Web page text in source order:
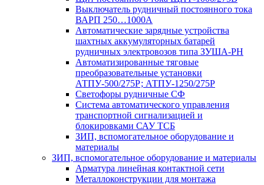
Выключатель рудничный постоянного тока
ВАРП 250…1000А
Автоматические зарядные устройства
шахтных аккумуляторных батарей
рудничных электровозов типа ЗУША-РН
Автоматизированные тяговые
преобразовательные установки
АТПУ-500/275Р; АТПУ-1250/275Р
Светофоры рудничные СФ
Система автоматического управления
транспортной сигнализацией и
блокировками САУ ТСБ
ЗИП, вспомогательное оборудование и
материалы
ЗИП, вспомогательное оборудование и материалы
Арматура линейная контактной сети
Металлоконструкции для монтажа